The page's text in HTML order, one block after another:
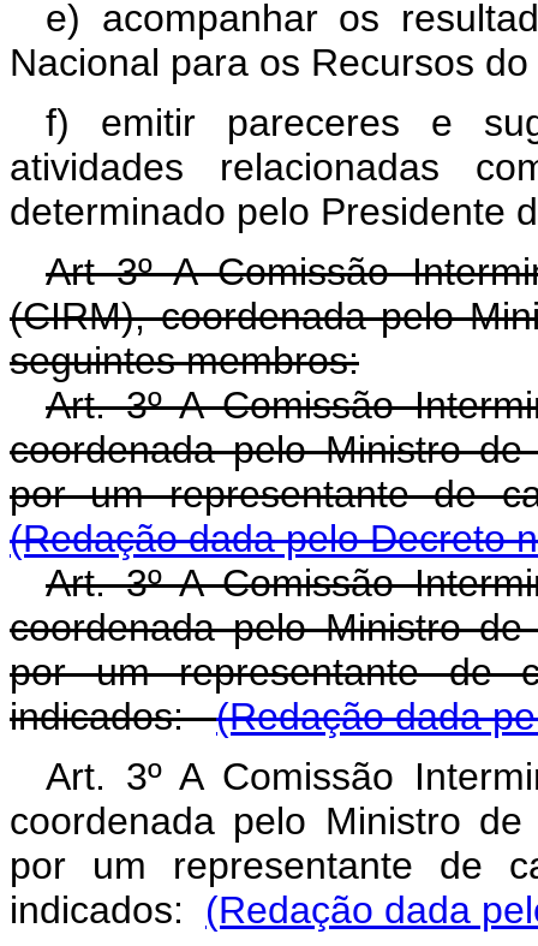
e) acompanhar os
Nacional para os Recursos
f) emitir pareceres e
atividades relacionadas
determinado pelo Presidente
Art 3º A Comissão
(CIRM), coordenada pelo
seguintes membros:
Art. 3º A Comissão
coordenada pelo Ministro
por um representante de
(Redação dada pelo Decreto
Art. 3º A Comissão
coordenada pelo Ministro
por um representante de
indicados:(Redação dada
Art. 3º A Comissão
coordenada pelo Ministro
por um representante de
indicados: (Redação dada